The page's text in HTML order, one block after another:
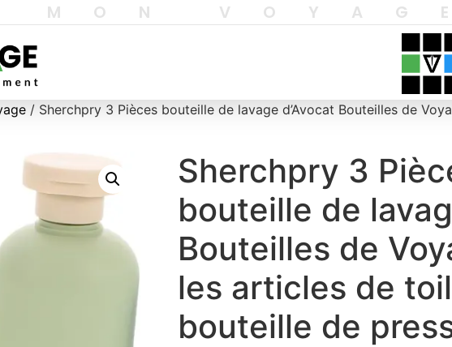
MON
/ Sherchpry 3 Pièces bouteille de lavage d’Avocat Bouteilles de
Sherchpry 3
bouteille de
Bouteilles de
les articles de
bouteille de